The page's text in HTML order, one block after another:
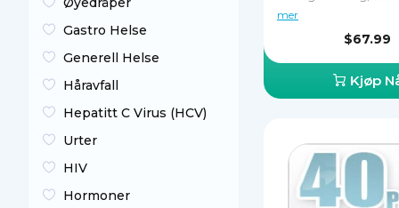
Gastro Helse
Generell Helse
Håravfall
Hepatitt C Virus (HCV)
Urter
HIV
Hormoner
Levitra 20mg. Det
beholde din ereksjon og
lyst under sex. Disse
behandle erektil
mer
$67.99
Kjøp